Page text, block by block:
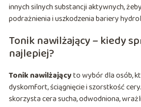
innych silnych substancji aktywnych,
podrażnienia i uszkodzenia bariery
Tonik nawilżający – kiedy
najlepiej?
Tonik nawilżającyto wybór dla osób,
dyskomfort, ściągnięcie i szorstkość
skorzysta cera sucha, odwodniona,